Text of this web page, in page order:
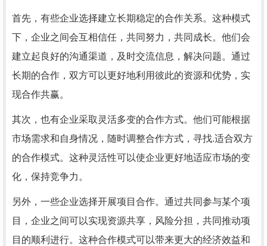
首先，有些企业选择建立长期稳定的合作关系。这种模式
下，企业之间会互相信任，共同努力，共同成长。他们会
建立起良好的沟通渠道，及时交流信息，解决问题。通过
长期的合作，双方可以更好地利用彼此的资源和优势，实
现合作共赢。
其次，也有企业采取灵活多变的合作方式。他们可能根据
市场需求和自身情况，随时调整合作方式，寻找.适合双方
的合作模式。这种灵活性可以使企业更好地适应市场的变
化，保持竞争力。
另外，一些企业选择开展项目合作。通过共同参与某个项
目，企业之间可以实现资源共享，风险分担，共同推动项
目的顺利进行。这种合作模式可以带来更大的经济效益和